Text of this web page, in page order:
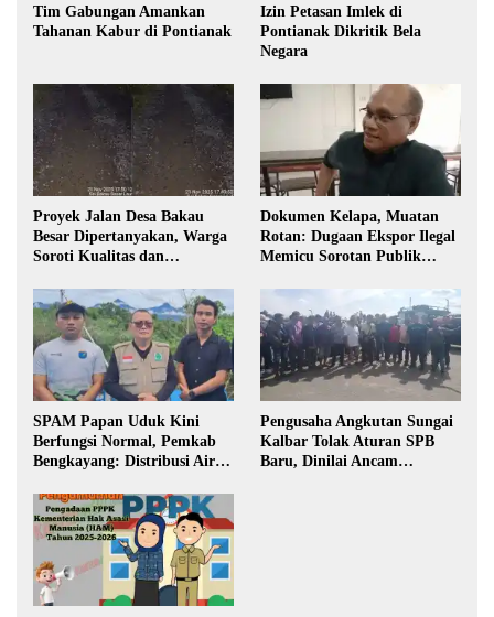
Tim Gabungan Amankan
Tahanan Kabur di Pontianak
Izin Petasan Imlek di
Pontianak Dikritik Bela
Negara
Proyek Jalan Desa Bakau
Besar Dipertanyakan, Warga
Soroti Kualitas dan
Pembangunan
Dokumen Kelapa, Muatan
Rotan: Dugaan Ekspor Ilegal
Memicu Sorotan Publik
SPAM Papan Uduk Kini
Berfungsi Normal, Pemkab
Bengkayang: Distribusi Air
Warga
Pengusaha Angkutan Sungai
Kalbar Tolak Aturan SPB
Baru, Dinilai Ancam